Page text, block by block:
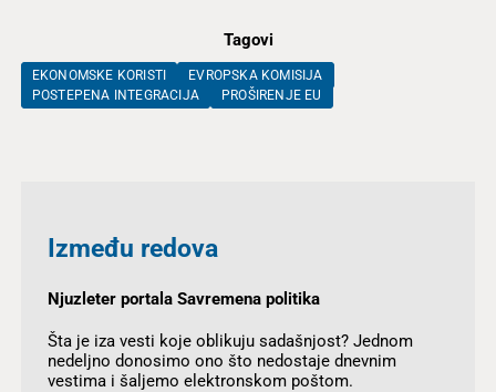
Tagovi
EKONOMSKE KORISTI
EVROPSKA KOMISIJA
POSTEPENA INTEGRACIJA
PROŠIRENJE EU
Između redova
Njuzleter portala Savremena politika
Šta je iza vesti koje oblikuju sadašnjost? Jednom
nedeljno donosimo ono što nedostaje dnevnim
vestima i šaljemo elektronskom poštom.